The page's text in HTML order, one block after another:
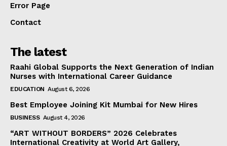
Error Page
Contact
The latest
Raahi Global Supports the Next Generation of Indian
Nurses with International Career Guidance
EDUCATION August 6, 2026
Best Employee Joining Kit Mumbai for New Hires
BUSINESS August 4, 2026
“ART WITHOUT BORDERS” 2026 Celebrates
International Creativity at World Art Gallery,